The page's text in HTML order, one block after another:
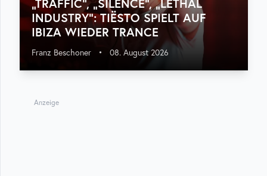
„TRAFFIC“, „SILENCE“, „LETHAL
INDUSTRY“: TIËSTO SPIELT AUF
IBIZA WIEDER TRANCE
Franz Beschoner • 08. August 2026
Anzeige